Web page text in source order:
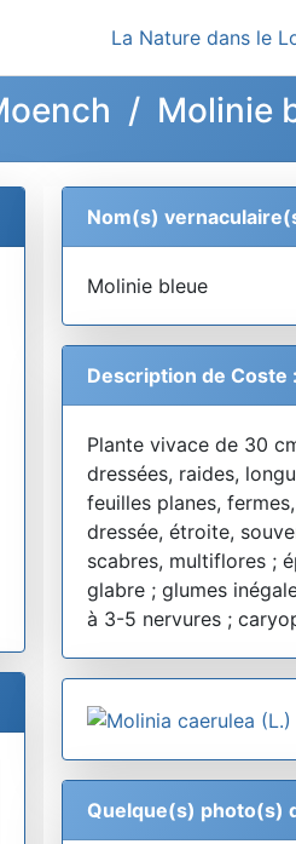
La Nature dans le
/ Molinie
Nom(s)
Molinie bleue
Description de Coste :
Plante vivace de 30
dressées, raides,
feuilles planes,
dressée, étroite,
scabres, multiflores ;
glabre ; glumes
à 3-5 nervures ;
Quelque(s) photo(s)